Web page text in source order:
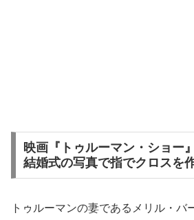
映画『トゥルーマン・ショー
結婚式の写真で指でクロスを
トゥルーマンの妻であるメリル・バ